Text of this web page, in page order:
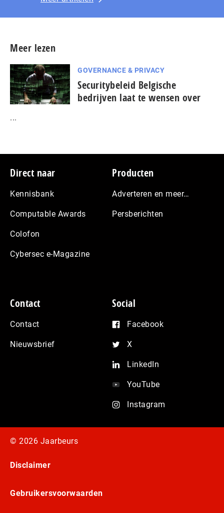
Meer lezen
GOVERNANCE & PRIVACY
Securitybeleid Belgische
bedrijven laat te wensen over
...
Footer
Direct naar
Kennisbank
Computable Awards
Colofon
Cybersec e-Magazine
Producten
Adverteren en meer…
Persberichten
Contact
Contact
Nieuwsbrief
Social
Facebook
X
LinkedIn
YouTube
Instagram
© 2026 Jaarbeurs
Disclaimer
Gebruikersvoorwaarden